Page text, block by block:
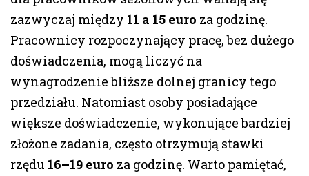
zazwyczaj między 11 a 15 euro za godzinę.
Pracownicy rozpoczynający pracę, bez dużego
doświadczenia, mogą liczyć na
wynagrodzenie bliższe dolnej granicy tego
przedziału. Natomiast osoby posiadające
większe doświadczenie, wykonujące bardziej
złożone zadania, często otrzymują stawki
rzędu 16–19 euro za godzinę. Warto pamiętać,